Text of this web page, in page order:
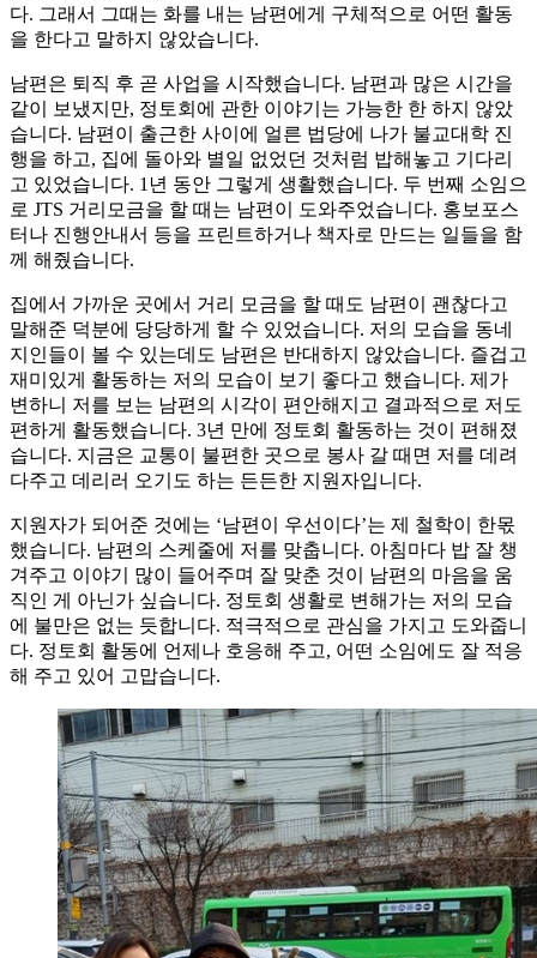
다. 그래서 그때는 화를 내는 남편에게 구체적으로 어떤 활동
을 한다고 말하지 않았습니다.
남편은 퇴직 후 곧 사업을 시작했습니다. 남편과 많은 시간을
같이 보냈지만, 정토회에 관한 이야기는 가능한 한 하지 않았
습니다. 남편이 출근한 사이에 얼른 법당에 나가 불교대학 진
행을 하고, 집에 돌아와 별일 없었던 것처럼 밥해놓고 기다리
고 있었습니다. 1년 동안 그렇게 생활했습니다. 두 번째 소임으
로 JTS 거리모금을 할 때는 남편이 도와주었습니다. 홍보포스
터나 진행안내서 등을 프린트하거나 책자로 만드는 일들을 함
께 해줬습니다.
집에서 가까운 곳에서 거리 모금을 할 때도 남편이 괜찮다고
말해준 덕분에 당당하게 할 수 있었습니다. 저의 모습을 동네
지인들이 볼 수 있는데도 남편은 반대하지 않았습니다. 즐겁고
재미있게 활동하는 저의 모습이 보기 좋다고 했습니다. 제가
변하니 저를 보는 남편의 시각이 편안해지고 결과적으로 저도
편하게 활동했습니다. 3년 만에 정토회 활동하는 것이 편해졌
습니다. 지금은 교통이 불편한 곳으로 봉사 갈 때면 저를 데려
다주고 데리러 오기도 하는 든든한 지원자입니다.
지원자가 되어준 것에는 ‘남편이 우선이다’는 제 철학이 한몫
했습니다. 남편의 스케줄에 저를 맞춥니다. 아침마다 밥 잘 챙
겨주고 이야기 많이 들어주며 잘 맞춘 것이 남편의 마음을 움
직인 게 아닌가 싶습니다. 정토회 생활로 변해가는 저의 모습
에 불만은 없는 듯합니다. 적극적으로 관심을 가지고 도와줍니
다. 정토회 활동에 언제나 호응해 주고, 어떤 소임에도 잘 적응
해 주고 있어 고맙습니다.